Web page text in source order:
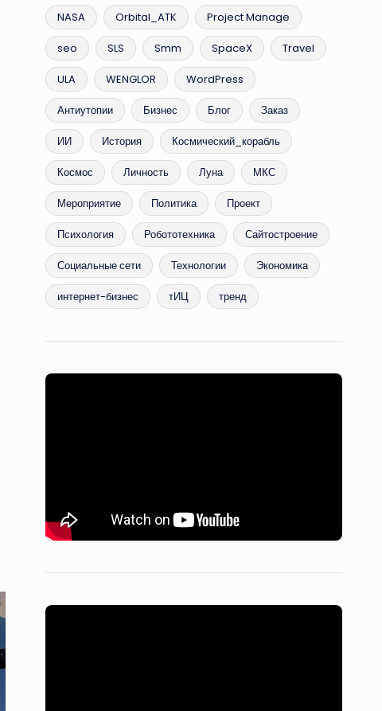
NASA Orbital_ATK Project Manage
seo SLS Smm SpaceX Travel
ULA WENGLOR WordPress
Антиутопии Бизнес Блог Заказ
ИИ История Космический_корабль
Космос Личность Луна МКС
Мероприятие Политика Проект
Психология Робототехника Сайтостроение
Социальные сети Технологии Экономика
интернет-бизнес тИЦ тренд